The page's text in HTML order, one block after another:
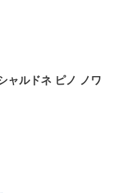
ャルドネ ピノ ノワ